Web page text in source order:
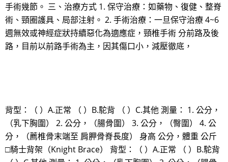
手術幾節。 三、治療方式 1. 保守治療：如藥物、復健、整脊
術、頸圈護具、局部注射。 2. 手術治療：一旦保守治療 4~6
週無效或神經症狀持續惡化為適應症，頸椎手術 分前路及後
路，目前以前路手術為主，因其傷口小，減壓徹底，
背型：（ ）A.正常 （ ）B.駝背 （ ）C.其他 測量： 1. 公分，
（乳下胸圍） 2. 公分，（腸骨圍） 3. 公分，（臀圍） 4. 公
分，（薦椎骨末端至 肩胛骨脊長度） 身高 公分，體重 公斤
□騎士背架（Knight Brace） 背型：（ ）A.正常 （ ）B.駝背